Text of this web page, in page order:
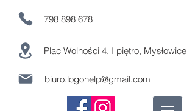
798 898 678
Plac Wolności 4, I piętro, Mysłowice
biuro.logohelp@gmail.com